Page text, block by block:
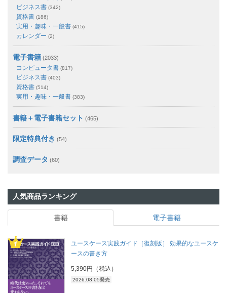
ビジネス書 (342)
資格書 (186)
実用・趣味・一般書 (415)
カレンダー (2)
電子書籍 (2033)
コンピュータ書 (817)
ビジネス書 (403)
資格書 (514)
実用・趣味・一般書 (383)
書籍＋電子書籍セット (465)
限定特典付き (54)
調査データ (60)
人気商品ランキング
書籍 電子書籍
ユースケース実践ガイド［復刻版］ 効果的なユースケ
ースの書き方
5,390円（税込）
2026.08.05発売